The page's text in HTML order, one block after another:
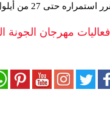
حتى 27 من أيلول الجاري
مهرجان الجونة